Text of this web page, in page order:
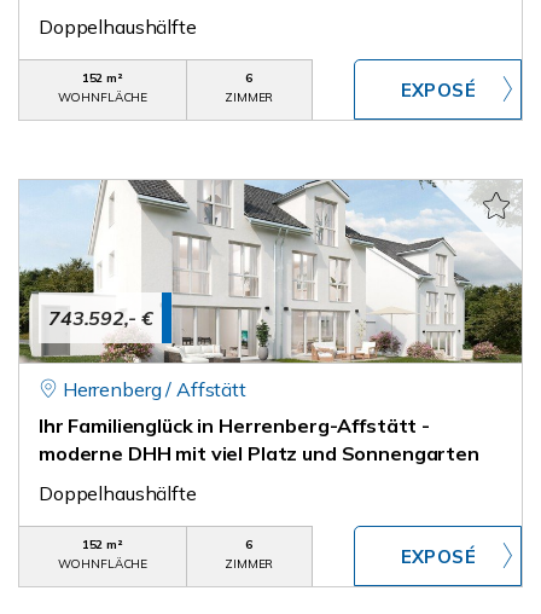
Doppelhaushälfte
152 m²
WOHNFLÄCHE
6
ZIMMER
743.592,- €
Herrenberg / Affstätt
Ihr Familienglück in Herrenberg-Affstätt -
moderne DHH mit viel Platz und Sonnengarten
Doppelhaushälfte
152 m²
WOHNFLÄCHE
6
ZIMMER